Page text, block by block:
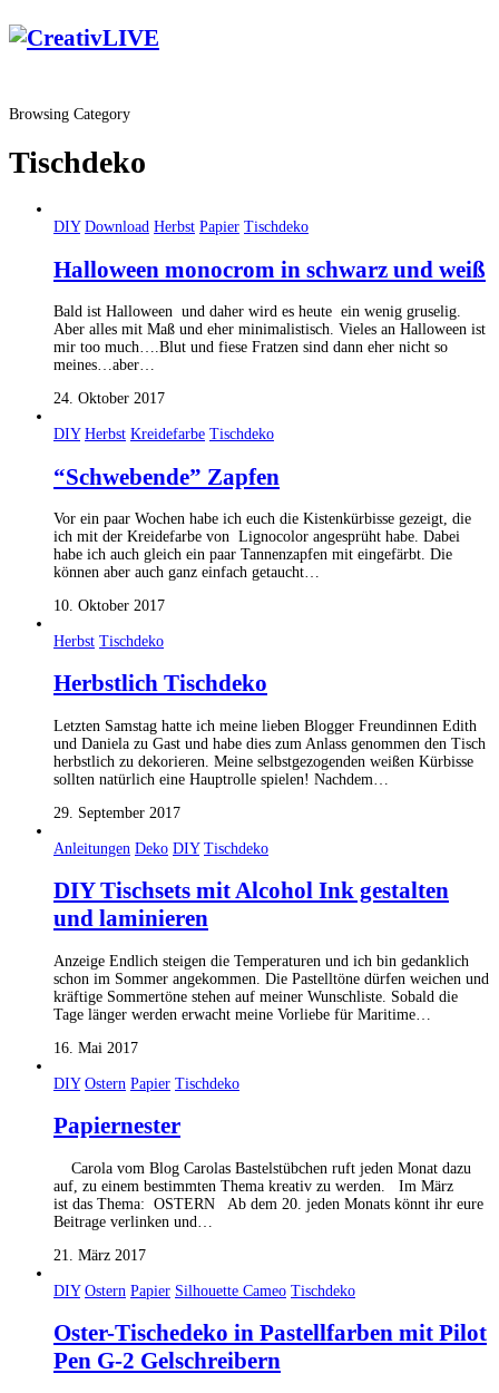
Browsing Category
Tischdeko
DIY Download Herbst Papier Tischdeko
Halloween monocrom in schwarz und weiß
Bald ist Halloween und daher wird es heute ein wenig gruselig.
Aber alles mit Maß und eher minimalistisch. Vieles an Halloween ist
mir too much….Blut und fiese Fratzen sind dann eher nicht so
meines…aber…
24. Oktober 2017
DIY Herbst Kreidefarbe Tischdeko
“Schwebende” Zapfen
Vor ein paar Wochen habe ich euch die Kistenkürbisse gezeigt, die
ich mit der Kreidefarbe von Lignocolor angesprüht habe. Dabei
habe ich auch gleich ein paar Tannenzapfen mit eingefärbt. Die
können aber auch ganz einfach getaucht…
10. Oktober 2017
Herbst Tischdeko
Herbstlich Tischdeko
Letzten Samstag hatte ich meine lieben Blogger Freundinnen Edith
und Daniela zu Gast und habe dies zum Anlass genommen den Tisch
herbstlich zu dekorieren. Meine selbstgezogenden weißen Kürbisse
sollten natürlich eine Hauptrolle spielen! Nachdem…
29. September 2017
Anleitungen Deko DIY Tischdeko
DIY Tischsets mit Alcohol Ink gestalten
und laminieren
Anzeige Endlich steigen die Temperaturen und ich bin gedanklich
schon im Sommer angekommen. Die Pastelltöne dürfen weichen und
kräftige Sommertöne stehen auf meiner Wunschliste. Sobald die
Tage länger werden erwacht meine Vorliebe für Maritime…
16. Mai 2017
DIY Ostern Papier Tischdeko
Papiernester
Carola vom Blog Carolas Bastelstübchen ruft jeden Monat dazu
auf, zu einem bestimmten Thema kreativ zu werden. Im März
ist das Thema: OSTERN Ab dem 20. jeden Monats könnt ihr eure
Beitrage verlinken und…
21. März 2017
DIY Ostern Papier Silhouette Cameo Tischdeko
Oster-Tischedeko in Pastellfarben mit Pilot
Pen G-2 Gelschreibern